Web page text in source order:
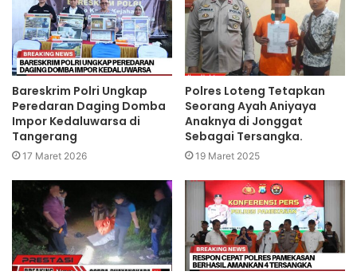
Bareskrim Polri Ungkap
Peredaran Daging Domba
Impor Kedaluwarsa di
Tangerang
17 Maret 2026
Polres Loteng Tetapkan
Seorang Ayah Aniyaya
Anaknya di Jonggat
Sebagai Tersangka.
19 Maret 2025